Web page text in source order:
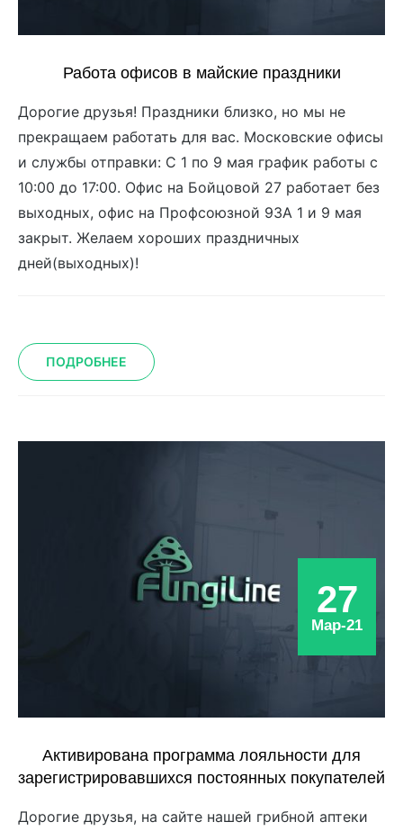
Работа офисов в майские праздники
Дорогие друзья! Праздники близко, но мы не
прекращаем работать для вас. Московские офисы
и службы отправки: С 1 по 9 мая график работы с
10:00 до 17:00. Офис на Бойцовой 27 работает без
выходных, офис на Профсоюзной 93А 1 и 9 мая
закрыт. Желаем хороших праздничных
дней(выходных)!
ПОДРОБНЕЕ
27
Мар-21
Активирована программа лояльности для
зарегистрировавшихся постоянных покупателей
Дорогие друзья, на сайте нашей грибной аптеки